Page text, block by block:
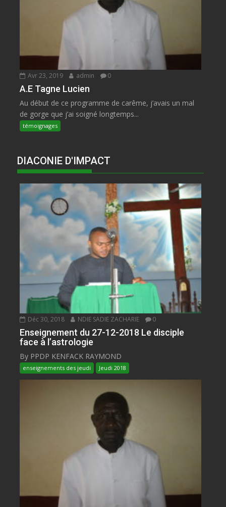
Avr 23, 2019 admin 0
A.E Tagne Lucien
Au début de ce programme de carême, j’avais un mal
de gorge que j’ai soigné longtemps...
témoignages
DIACONIE D'IMPACT
Déc 30, 2018 NDIE SADIE ZACHARIE 0
Enseignement du 27-12-2018 Le disciple
face à l’astrologie
By PPDP KENFACK RAYMOND
enseignements des jeudi Jeudi 2018